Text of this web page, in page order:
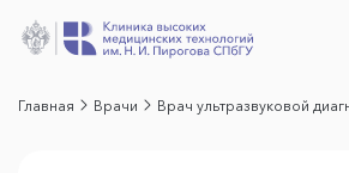
Главная Врачи Врач ультразвуковой